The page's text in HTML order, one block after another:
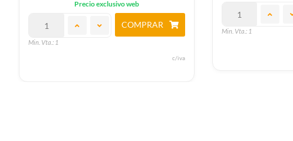
Precio exclusivo web
Min. Vta.: 1
COMPRAR
c/iva
Min. Vta.: 1